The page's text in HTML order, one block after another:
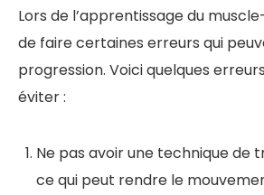
Lors de l’apprentissage du
de faire certaines erreurs qui
progression. Voici quelques
éviter :
Ne pas avoir une technique de
ce qui peut rendre le